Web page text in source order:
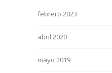
febrero 2023
abril 2020
mayo 2019